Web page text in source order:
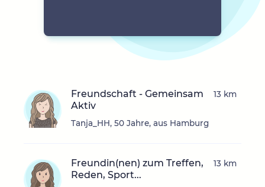
Freundschaft - Gemeinsam
Aktiv
Tanja_HH, 50 Jahre, aus Hamburg
13 km
Freundin(nen) zum Treffen,
Reden, Sport...
13 km